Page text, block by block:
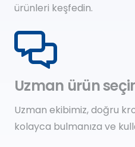
ürünleri keşfedin.
Uzman ürün
Uzman ekibimiz, doğru
kolayca bulmanıza ve